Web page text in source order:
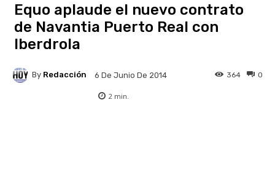
Equo aplaude el nuevo contrato
de Navantia Puerto Real con
Iberdrola
By Redacción 6 De Junio De 2014 0
364
2 min.